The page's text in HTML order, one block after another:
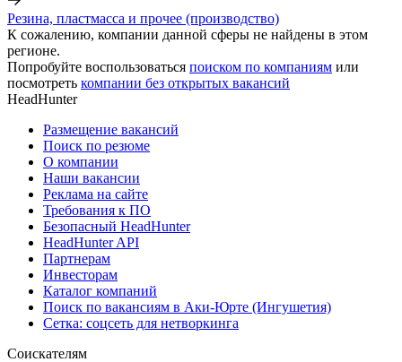
Резина, пластмасса и прочее (производство)
К сожалению, компании данной сферы не найдены в этом
регионе.
Попробуйте воспользоваться поиском по компаниям или
посмотреть компании без открытых вакансий
HeadHunter
Размещение вакансий
Поиск по резюме
О компании
Наши вакансии
Реклама на сайте
Требования к ПО
Безопасный HeadHunter
HeadHunter API
Партнерам
Инвесторам
Каталог компаний
Поиск по вакансиям в Аки-Юрте (Ингушетия)
Сетка: соцсеть для нетворкинга
Соискателям